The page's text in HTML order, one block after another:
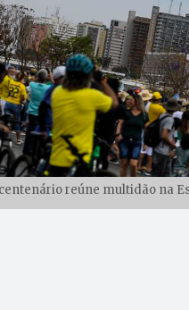
reúne multidão na